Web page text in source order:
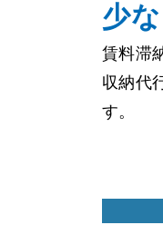
少
賃料滞
収納代
す。